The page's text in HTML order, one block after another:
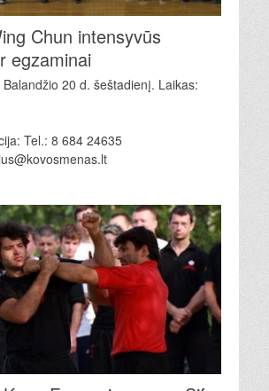
Chun intensyvūs
egzaminai
20 d. šeštadienį. Laikas:
Tel.: 8 684 24635